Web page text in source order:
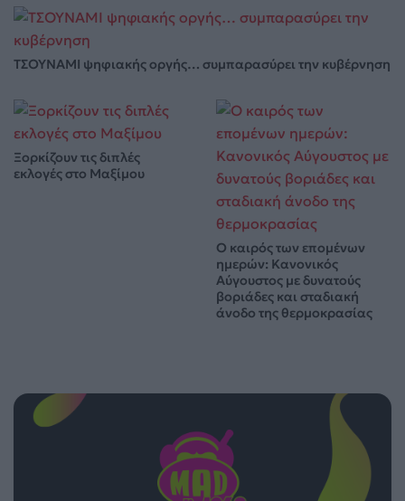
ΤΣΟΥΝΑΜΙ ψηφιακής οργής… συμπαρασύρει την κυβέρνηση
Ξορκίζουν τις διπλές
εκλογές στο Μαξίμου
Ο καιρός των επομένων
ημερών: Κανονικός
Αύγουστος με δυνατούς
βοριάδες και σταδιακή
άνοδο της θερμοκρασίας